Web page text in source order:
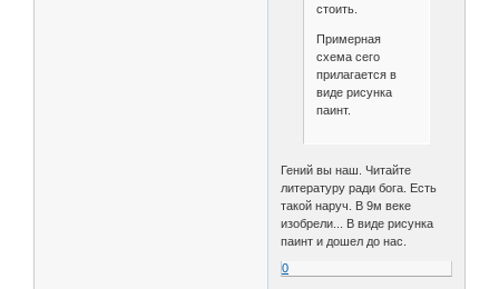
стоить.
Примерная
схема сего
прилагается в
виде рисунка
паинт.
Гений вы наш. Читайте
литературу ради бога. Есть
такой наруч. В 9м веке
изобрели... В виде рисунка
паинт и дошел до нас.
0